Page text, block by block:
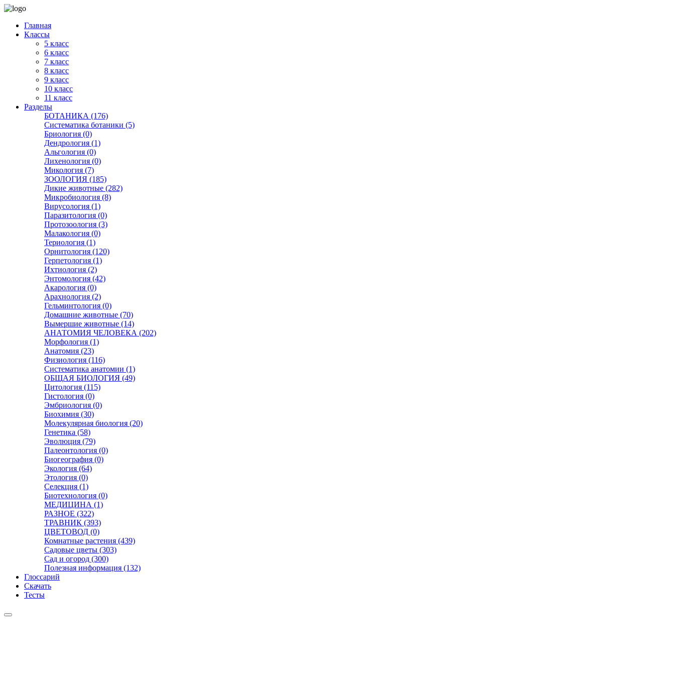
Главная
Классы
5 класс
6 класс
7 класс
8 класс
9 класс
10 класс
11 класс
Разделы
БОТАНИКА (176)
Систематика ботаники (5)
Бриология (0)
Дендрология (1)
Альгология (0)
Лихенология (0)
Микология (7)
ЗООЛОГИЯ (185)
Дикие животные (282)
Микробиология (8)
Вирусология (1)
Паразитология (0)
Протозоология (3)
Малакология (0)
Териология (1)
Орнитология (120)
Герпетология (1)
Ихтиология (2)
Энтомология (42)
Акарология (0)
Арахнология (2)
Гельминтология (0)
Домашние животные (70)
Вымершие животные (14)
АНАТОМИЯ ЧЕЛОВЕКА (202)
Морфология (1)
Анатомия (23)
Физиология (116)
Систематика анатомии (1)
ОБЩАЯ БИОЛОГИЯ (49)
Цитология (115)
Гистология (0)
Эмбриология (0)
Биохимия (30)
Молекулярная биология (20)
Генетика (58)
Эволюция (79)
Палеонтология (0)
Биогеография (0)
Экология (64)
Этология (0)
Селекция (1)
Биотехнология (0)
МЕДИЦИНА (1)
РАЗНОЕ (322)
ТРАВНИК (393)
ЦВЕТОВОД (0)
Комнатные растения (439)
Садовые цветы (303)
Сад и огород (300)
Полезная информация (132)
Глоссарий
Скачать
Тесты